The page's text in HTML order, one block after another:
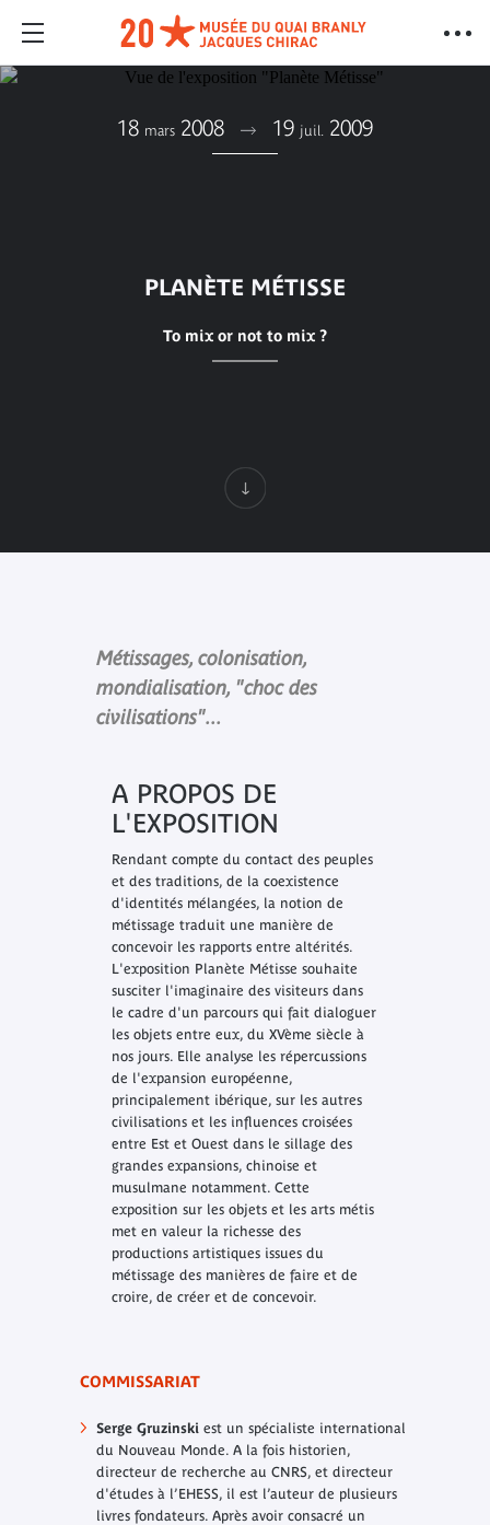
18 mars 2008 19 juil. 2009
PLANÈTE MÉTISSE
To mix or not to mix ?
Métissages, colonisation,
mondialisation, "choc des
civilisations"...
A PROPOS DE
L'EXPOSITION
Rendant compte du contact des peuples
et des traditions, de la coexistence
d'identités mélangées, la notion de
métissage traduit une manière de
concevoir les rapports entre altérités.
L'exposition Planète Métisse souhaite
susciter l'imaginaire des visiteurs dans
le cadre d'un parcours qui fait dialoguer
les objets entre eux, du XVème siècle à
nos jours. Elle analyse les répercussions
de l'expansion européenne,
principalement ibérique, sur les autres
civilisations et les influences croisées
entre Est et Ouest dans le sillage des
grandes expansions, chinoise et
musulmane notamment. Cette
exposition sur les objets et les arts métis
met en valeur la richesse des
productions artistiques issues du
métissage des manières de faire et de
croire, de créer et de concevoir.
COMMISSARIAT
Serge Gruzinski est un spécialiste international
du Nouveau Monde. A la fois historien,
directeur de recherche au CNRS, et directeur
d'études à l’EHESS, il est l’auteur de plusieurs
livres fondateurs. Après avoir consacré un